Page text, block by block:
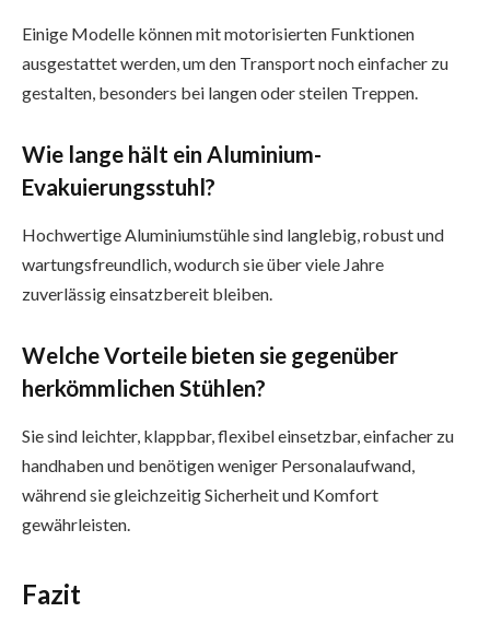
Einige Modelle können mit motorisierten Funktionen
ausgestattet werden, um den Transport noch einfacher zu
gestalten, besonders bei langen oder steilen Treppen.
Wie lange hält ein Aluminium-
Evakuierungsstuhl?
Hochwertige Aluminiumstühle sind langlebig, robust und
wartungsfreundlich, wodurch sie über viele Jahre
zuverlässig einsatzbereit bleiben.
Welche Vorteile bieten sie gegenüber
herkömmlichen Stühlen?
Sie sind leichter, klappbar, flexibel einsetzbar, einfacher zu
handhaben und benötigen weniger Personalaufwand,
während sie gleichzeitig Sicherheit und Komfort
gewährleisten.
Fazit